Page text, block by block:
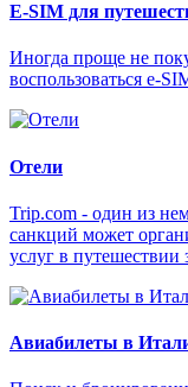
E-SIM для
Иногда проще не
воспользоваться e-
Отели
Trip.com - один из
санкций может
услуг в путешествии
Авиабилеты в